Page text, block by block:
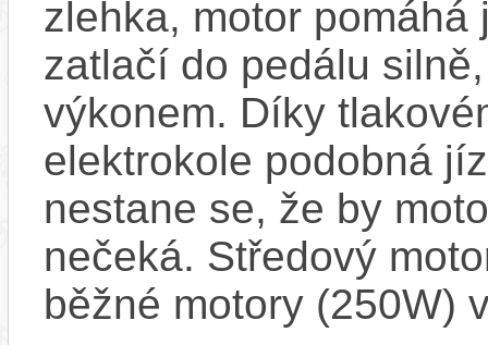
zlehka, motor
zatlačí do pedálu
výkonem. Díky
elektrokole podobná
nestane se, že by
nečeká. Středový
běžné motory (250W)